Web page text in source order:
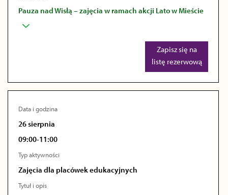
Pauza nad Wisłą – zajęcia w ramach akcji Lato w Mieście
Zapisz się na
listę rezerwową
Data i godzina
26 sierpnia
09:00-11:00
Typ aktywności
Zajęcia dla placówek edukacyjnych
Tytuł i opis